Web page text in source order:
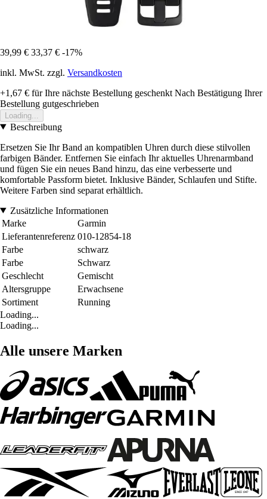
39,99 € 33,37 € -17%
inkl. MwSt. zzgl. Versandkosten
+1,67 € für Ihre nächste Bestellung geschenkt Nach Bestätigung Ihrer
Bestellung gutgeschrieben
Loading...
Beschreibung
Ersetzen Sie Ihr Band an kompatiblen Uhren durch diese stilvollen
farbigen Bänder. Entfernen Sie einfach Ihr aktuelles Uhrenarmband
und fügen Sie ein neues Band hinzu, das eine verbesserte und
komfortable Passform bietet. Inklusive Bänder, Schlaufen und Stifte.
Weitere Farben sind separat erhältlich.
Zusätzliche Informationen
Marke
Garmin
Lieferantenreferenz 010-12854-18
Farbe
schwarz
Farbe
Schwarz
Geschlecht
Gemischt
Altersgruppe
Erwachsene
Sortiment
Running
Loading...
Loading...
Alle unsere Marken